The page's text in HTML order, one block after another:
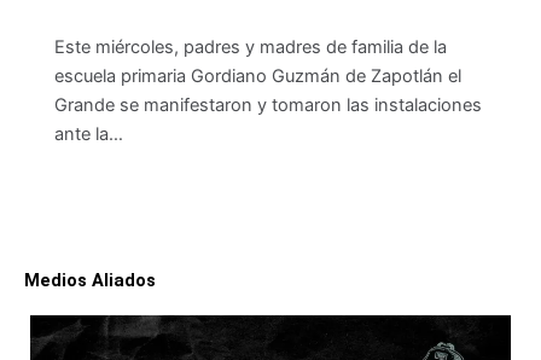
Este miércoles, padres y madres de familia de la
escuela primaria Gordiano Guzmán de Zapotlán el
Grande se manifestaron y tomaron las instalaciones
ante la…
Medios Aliados